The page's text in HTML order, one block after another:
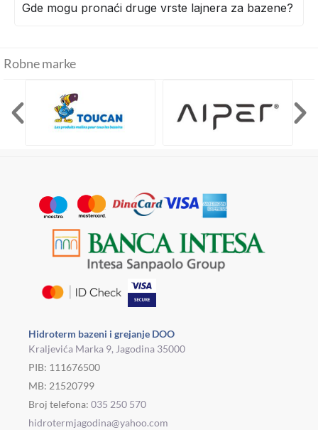
Gde mogu pronaći druge vrste lajnera za bazene?
Robne marke
Hidroterm bazeni i grejanje DOO
Kraljevića Marka 9, Jagodina 35000
PIB: 111676500
MB: 21520799
Broj telefona: 035 250 570
hidrotermjagodina@yahoo.com